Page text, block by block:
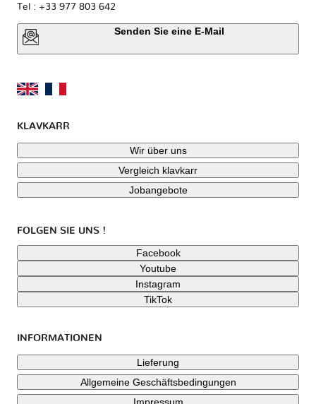
Tel : +33 977 803 642
Senden Sie eine E-Mail
KLAVKARR
Wir über uns
Vergleich klavkarr
Jobangebote
FOLGEN SIE UNS !
Facebook
Youtube
Instagram
TikTok
INFORMATIONEN
Lieferung
Allgemeine Geschäftsbedingungen
Impressum